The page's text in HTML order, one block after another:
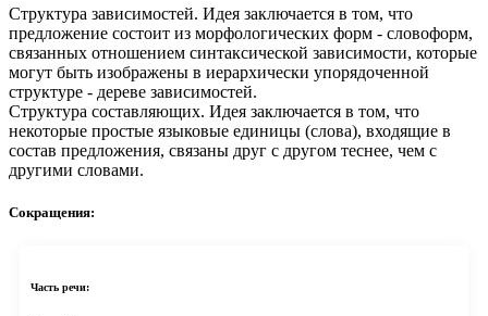
Структура зависимостей. Идея заключается в том, что
предложение состоит из морфологических форм - словоформ,
связанных отношением синтаксической зависимости, которые
могут быть изображены в иерархически упорядоченной
структуре - дереве зависимостей.
Структура составляющих. Идея заключается в том, что
некоторые простые языковые единицы (слова), входящие в
состав предложения, связаны друг с другом теснее, чем с
другими словами.
Сокращения:
Часть речи: